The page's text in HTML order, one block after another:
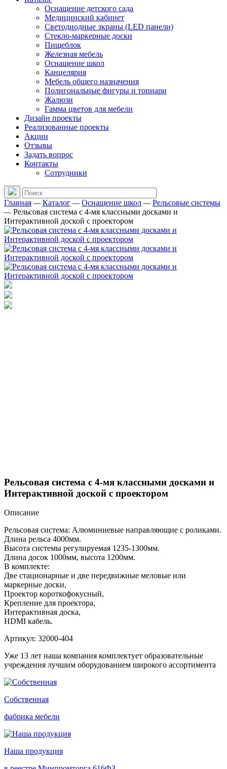
Оснащение детского сада
Медицинский кабинет
Светодиодные экраны (LED панели)
Стекло-маркерные доски
Пищеблок
Железная мебель
Оснащение школ
Канцелярия
Мебель общего назначения
Полигональные фигуры и топиари
Жалюзи
Гамма цветов для мебели
Дизайн проекты
Реализованные проекты
Акции
Отзывы
Задать вопрос
Контакты
Сотрудники
Главная —Каталог —Оснащение школ —Рельсовые системы
—Рельсовая система с 4-мя классными досками и
Интерактивной доской с проектором
Рельсовая система с 4-мя классными досками и
Интерактивной доской с проектором
Описание
Рельсовая система: Алюминиевые направляющие с роликами.
Длина рельса 4000мм.
Высота системы регулируемая 1235-1300мм.
Длина досок 1000мм, высота 1200мм.
В комплекте:
Две стационарные и две передвижные меловые или
маркерные доски,
Проектор короткофокусный,
Крепление для проектора,
Интерактивная доска,
HDMI кабель.
Артикул: 32000-404
Уже 13 лет наша компания комплектует образовательные
учреждения лучшим оборудованием широкого ассортимента
Собственная
фабрика мебели
Наша продукция